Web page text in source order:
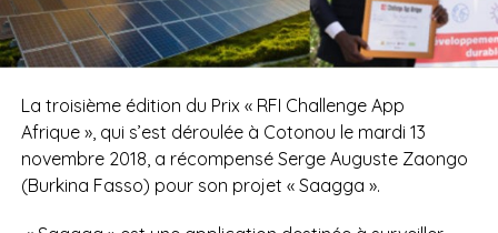
La troisième édition du Prix « RFI Challenge App
Afrique », qui s’est déroulée à Cotonou le mardi 13
novembre 2018, a récompensé Serge Auguste Zaongo
(Burkina Fasso) pour son projet « Saagga ».